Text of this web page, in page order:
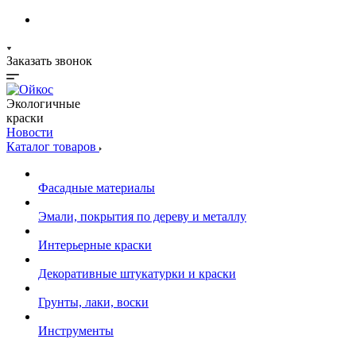
Заказать звонок
Экологичные
краски
Новости
Каталог товаров
Фасадные материалы
Эмали, покрытия по дереву и металлу
Интерьерные краски
Декоративные штукатурки и краски
Грунты, лаки, воски
Инструменты